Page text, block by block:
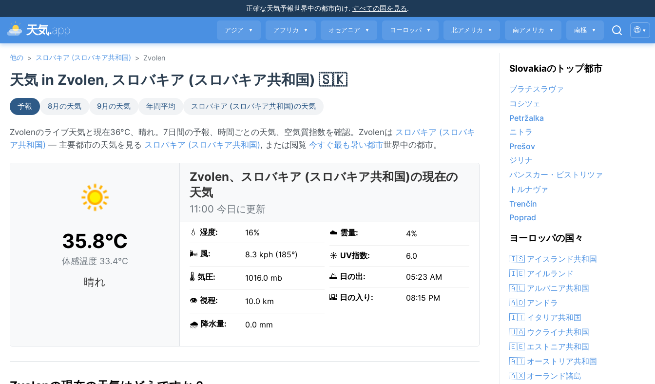
正確な天気予報世界中の都市向け. すべての国を見る.
天気.app アジア ▼ アフリカ ▼ オセアニア ▼ ヨーロッパ ▼ 北アメリカ ▼ 南アメリカ ▼ 南極 ▼ 🌐 ▾
他の > スロバキア (スロバキア共和国) > Zvolen
天気 in Zvolen, スロバキア (スロバキア共和国) 🇸🇰
予報 8月の天気 9月の天気 年間平均 スロバキア (スロバキア共和国)の天気
Zvolenのライブ天気と現在36°C、晴れ。7日間の予報、時間ごとの天気、空気質指数を確認。Zvolenは スロバキア (スロバキ
ア共和国) — 主要都市の天気を見る スロバキア (スロバキア共和国), または閲覧 今すぐ最も暑い都市世界中の都市。
35.8°C
体感温度 33.4°C
晴れ
Zvolen、スロバキア (スロバキア共和国)の現在の
天気
11:00 今日に更新
💧 湿度: 16%
🌬️ 風: 8.3 kph (185°)
🌡️ 気圧: 1016.0 mb
👁️ 視程: 10.0 km
🌧️ 降水量: 0.0 mm
☁️ 雲量: 4%
☀️ UV指数: 6.0
🌅 日の出: 05:23 AM
🌇 日の入り: 08:15 PM
Slovakiaのトップ都市
ブラチスラヴァ
コシツェ
Petržalka
ニトラ
Prešov
ジリナ
バンスカー・ビストリツァ
トルナヴァ
Trenčín
Poprad
ヨーロッパの国々
🇮🇸 アイスランド共和国
🇮🇪 アイルランド
🇦🇱 アルバニア共和国
🇦🇩 アンドラ
🇮🇹 イタリア共和国
🇺🇦 ウクライナ共和国
🇪🇪 エストニア共和国
🇦🇹 オーストリア共和国
🇦🇽 オーランド諸島